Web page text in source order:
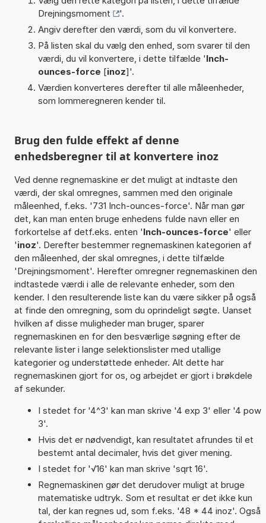
Drejningsmoment
'.
Angiv derefter den værdi, som du vil konvertere.
På listen skal du vælg den enhed, som svarer til den
værdi, du vil konvertere, i dette tilfælde 'Inch-
ounces-force [inoz]'.
Værdien konverteres derefter til alle måleenheder,
som lommeregneren kender til.
Brug den fulde effekt af denne
enhedsberegner til at konvertere inoz
Ved denne regnemaskine er det muligt at indtaste den
værdi, der skal omregnes, sammen med den originale
måleenhed, f.eks. '731 Inch-ounces-force'. Når man gør
det, kan man enten bruge enhedens fulde navn eller en
forkortelse af detf.eks. enten 'Inch-ounces-force' eller
'inoz'. Derefter bestemmer regnemaskinen kategorien af
den måleenhed, der skal omregnes, i dette tilfælde
'Drejningsmoment'. Herefter omregner regnemaskinen den
indtastede værdi i alle de relevante enheder, som den
kender. I den resulterende liste kan du være sikker på også
at finde den omregning, som du oprindeligt søgte. Uanset
hvilken af disse muligheder man bruger, sparer
regnemaskinen en for den besværlige søgning efter de
relevante lister i lange selektionslister med utallige
kategorier og understøttede enheder. Alt dette har
regnemaskinen gjort for os, og arbejdet er gjort i brøkdele
af sekunder.
I stedet for '4^3' kan man skrive '4 exp 3' eller '4 pow
3'.
Hvis det er nødvendigt, kan resultatet afrundes til et
bestemt antal decimaler, hvis det giver mening.
I stedet for '√16' kan man skrive 'sqrt 16'.
Regnemaskinen gør det derudover muligt at bruge
matematiske udtryk. Som et resultat er det ikke kun
tal, der kan regnes ud, som f.eks. '48 * 44 inoz'. Også